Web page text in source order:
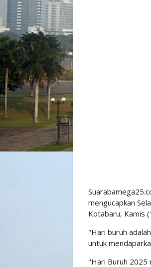
mengucapkan
Kotabaru, Kamis
"Hari buruh
untuk
"Hari Buruh 2025